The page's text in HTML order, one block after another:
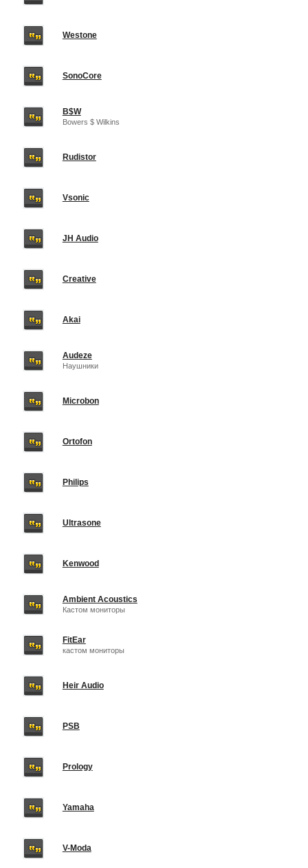
Westone
SonoCore
B$W
Bowers $ Wilkins
Rudistor
Vsonic
JH Audio
Creative
Akai
Audeze
Наушники
Microbon
Ortofon
Philips
Ultrasone
Kenwood
Ambient Acoustics
Кастом мониторы
FitEar
кастом мониторы
Heir Audio
PSB
Prology
Yamaha
V-Moda